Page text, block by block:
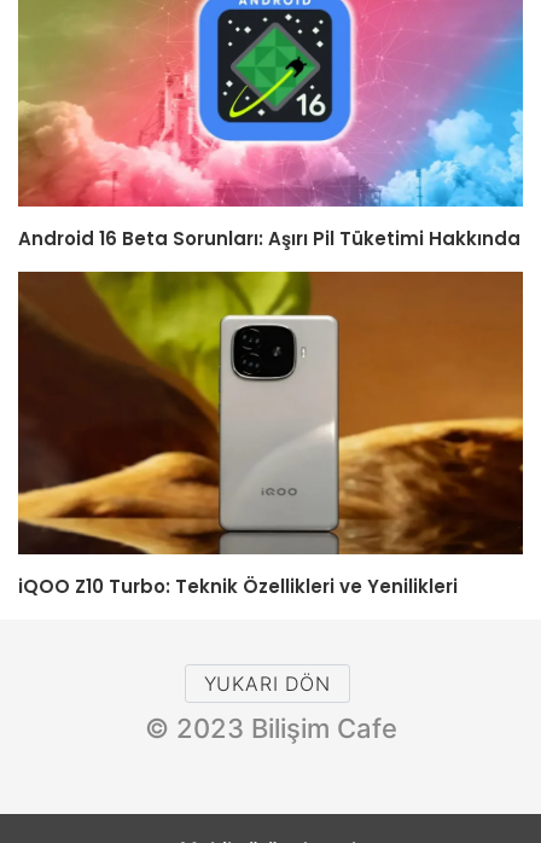
Android 16 Beta Sorunları: Aşırı Pil Tüketimi Hakkında
iQOO Z10 Turbo: Teknik Özellikleri ve Yenilikleri
YUKARI DÖN
© 2023 Bilişim Cafe